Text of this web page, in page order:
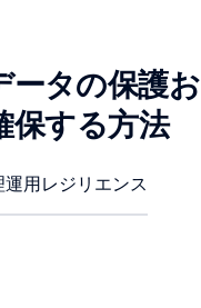
タの保護お
保する方法
運用レジリエンス